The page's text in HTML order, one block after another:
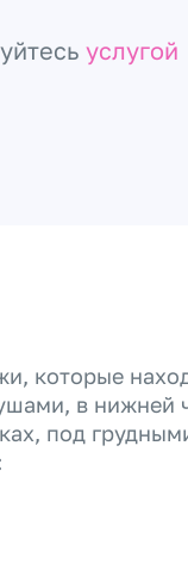
услугой
которые
в нижней
под